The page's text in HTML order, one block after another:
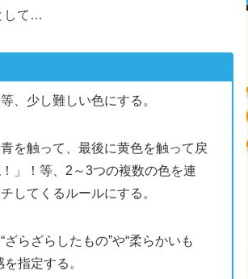
して…
、少し難しい色にする。
青を触って、最後に黄色を触って戻
」！等、2～3つの複数の色を連
してくるルールにする。
ざらざらしたもの”や“柔らかいも
指定する。